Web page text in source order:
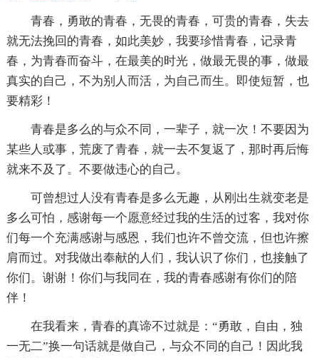
青春，勇敢的青春，无畏的青春，可贵的青春，失去
就无法挽回的青春，如此美妙，我要珍惜青春，记录青
春，为青春而奋斗，在最美的时光，做最无畏的事，做最
真实的自己，不为别人而活，为自己而生。即使短暂，也
要精彩！
青春是多么的与众不同，一辈子，就一次！不要因为
某些人或事，荒废了青春，就一去不复返了，那时再后悔
就来不及了。不要做违心的自己。
可曾想过人没有青春是多么无趣，从刚出生就变老是
多么可怕，感谢每一个愿意经过我的生活的过客，我对你
们每一个充满感谢与感恩，我们也许不曾交流，但也许擦
肩而过。对我做出奉献的人们，我认识了你们，也接触了
你们。谢谢！你们与我同在，我的青春感谢有你们的陪
伴！
在我看来，青春的真谛不过就是：“勇敢，自由，独
一无二”换一句话就是做自己，与众不同的自己！因此我